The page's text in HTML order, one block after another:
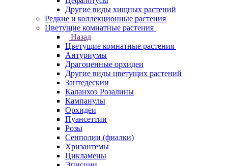
Другие виды хищных растений
Редкие и коллекционные растения
Цветущие комнатные растения
Назад
Цветущие комнатные растения
Антуриумы
Драгоценные орхидеи
Другие виды цветущих растений
Зантедескии
Каланхоэ Розалины
Кампанулы
Орхидеи
Пуансеттии
Розы
Сенполии (фиалки)
Хризантемы
Цикламены